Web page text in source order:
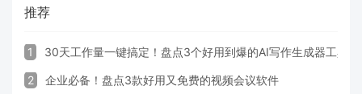
推荐
1 30天工作量一键搞定！盘点3个好用到爆的AI写作生成器工具
2 企业必备！盘点3款好用又免费的视频会议软件